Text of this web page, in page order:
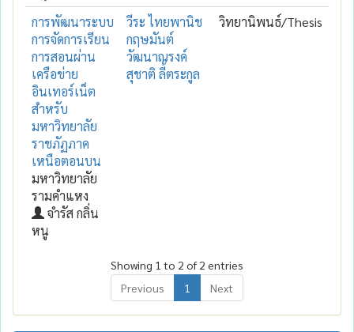
การพัฒนาระบบ
การจัดการเรียน
การสอนผ่าน
เครือข่าย
อินเทอร์เน็ต
สำหรับ
มหาวิทยาลัย
ราชภัฏภาค
เหนือตอนบน
มหาวิทยาลัย
รามคำแหง
จำรัส กลิ่น
หนู
วีระ ไทยพานิช
กฤษมันต์
วัฒนาณรงค์
สุชาติ ลี้ตระกูล
วิทยานิพนธ์/Thesis
Showing 1 to 2 of 2 entries
Previous
1 Next